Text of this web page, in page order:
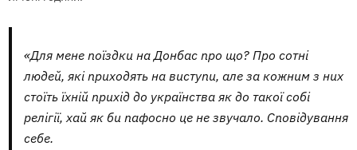
«Для мене поїздки на Донбас про що? Про сотні
людей, які приходять на виступи, але за кожним з них
стоїть їхній прихід до українства як до такої собі
релігії, хай як би пафосно це не звучало. Сповідування
себе.